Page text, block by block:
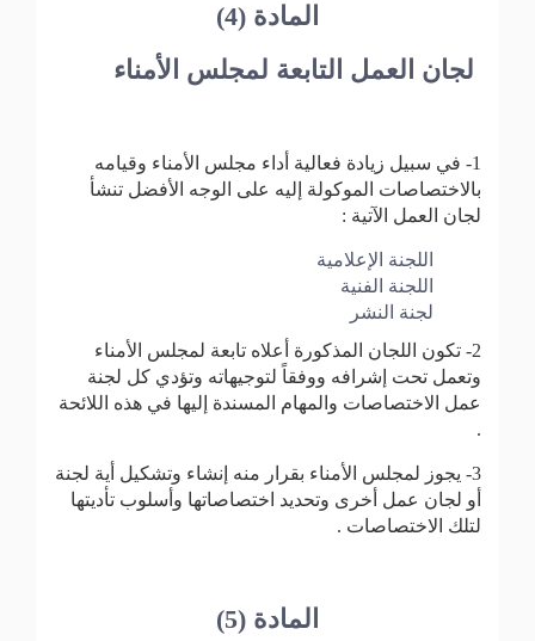
المادة (4)
لجان العمل التابعة لمجلس الأمناء
1- في سبيل زيادة فعالية أداء مجلس الأمناء وقيامه
بالاختصاصات الموكولة إليه على الوجه الأفضل تنشأ
لجان العمل الآتية :
اللجنة الإعلامية
اللجنة الفنية
لجنة النشر
2- تكون اللجان المذكورة أعلاه تابعة لمجلس الأمناء
وتعمل تحت إشرافه ووفقاً لتوجيهاته وتؤدي كل لجنة
عمل الاختصاصات والمهام المسندة إليها في هذه اللائحة
.
3- يجوز لمجلس الأمناء بقرار منه إنشاء وتشكيل أية لجنة
أو لجان عمل أخرى وتحديد اختصاصاتها وأسلوب تأديتها
لتلك الاختصاصات .
المادة (5)